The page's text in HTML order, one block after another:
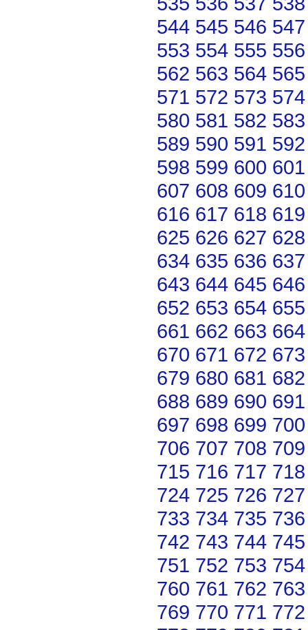
544 545 546 547
553 554 555 556
562 563 564 565
571 572 573 574
580 581 582 583
589 590 591 592
598 599 600 601
607 608 609 610
616 617 618 619
625 626 627 628
634 635 636 637
643 644 645 646
652 653 654 655
661 662 663 664
670 671 672 673
679 680 681 682
688 689 690 691
697 698 699 700
706 707 708 709
715 716 717 718
724 725 726 727
733 734 735 736
742 743 744 745
751 752 753 754
760 761 762 763
769 770 771 772